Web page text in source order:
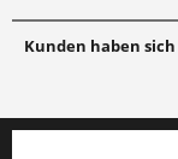
Kunden haben